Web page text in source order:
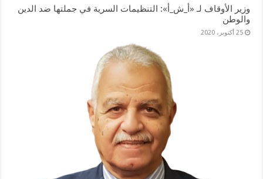
وزير الأوقاف لـ «أ_ش_أ»: التنظيمات السرية في جملتها ضد الدين
والوطن
25 أكتوبر، 2020